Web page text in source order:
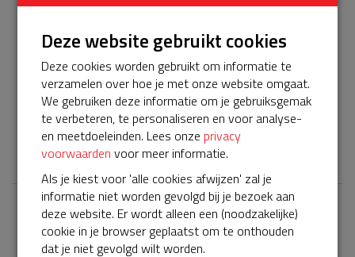
Het servicepakket van onze BuurtAED verloopt bijna en
moet worden verlengd, zodat onze AED gebruiksklaar
blijft. Help je mee? Doneer voor ons servicepakket!
𝕏
Laatste donaties
Bekijk alle
Deze website gebruikt cookies
Deze cookies worden gebruikt om informatie te
verzamelen over hoe je met onze website omgaat.
We gebruiken deze informatie om je gebruiksgemak
te verbeteren, te personaliseren en voor analyse-
en meetdoeleinden. Lees onze privacy
voorwaarden voor meer informatie.
Als je kiest voor 'alle cookies afwijzen' zal je
informatie niet worden gevolgd bij je bezoek aan
deze website. Er wordt alleen een (noodzakelijke)
cookie in je browser geplaatst om te onthouden
dat je niet gevolgd wilt worden.